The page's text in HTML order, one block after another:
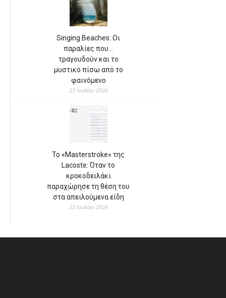
Singing Beaches: Οι
παραλίες που…
τραγουδούν και το
μυστικό πίσω από το
φαινόμενο
23 Ιουλίου 2026
Το «Masterstroke» της
Lacoste: Όταν το
κροκοδειλάκι
παραχώρησε τη θέση του
στα απειλούμενα είδη
23 Ιουλίου 2026